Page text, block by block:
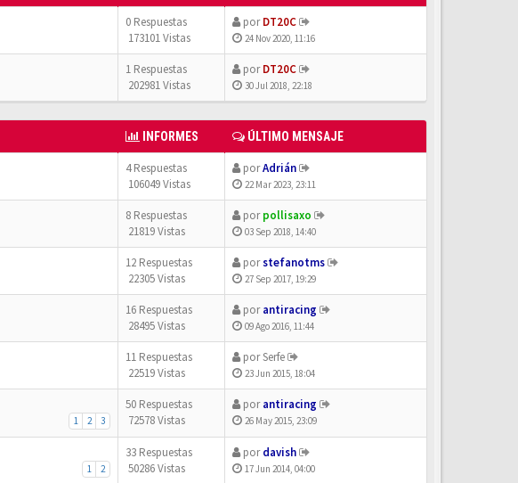
0 Respuestas
173101 Vistas
porDT20C
24 Nov 2020, 11:16
1 Respuestas
202981 Vistas
porDT20C
30 Jul 2018, 22:18
INFORMES ÚLTIMO MENSAJE
4 Respuestas
106049 Vistas
porAdrián
22 Mar 2023, 23:11
8 Respuestas
21819 Vistas
porpollisaxo
03 Sep 2018, 14:40
12 Respuestas
22305 Vistas
porstefanotms
27 Sep 2017, 19:29
16 Respuestas
28495 Vistas
porantiracing
09 Ago 2016, 11:44
11 Respuestas
22519 Vistas
porSerfe
23 Jun 2015, 18:04
1 2 3
50 Respuestas
72578 Vistas
porantiracing
26 May 2015, 23:09
1 2
33 Respuestas
50286 Vistas
pordavish
17 Jun 2014, 04:00